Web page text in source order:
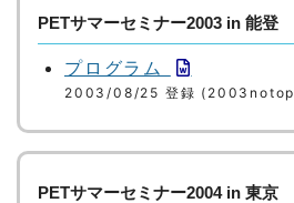
PETサマーセミナー2003 in 能登
プログラム
2003/08/25 登録
PETサマーセミナー2004 in 東京